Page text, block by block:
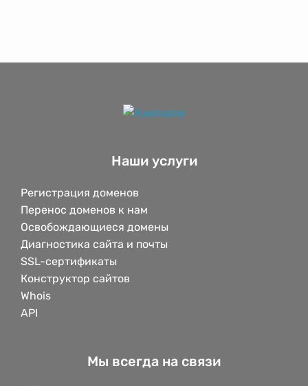
Наши услуги
Регистрация доменов
Перенос доменов к нам
Освобождающиеся домены
Диагностика сайта и почты
SSL-сертификаты
Конструктор сайтов
Whois
API
Мы всегда на связи